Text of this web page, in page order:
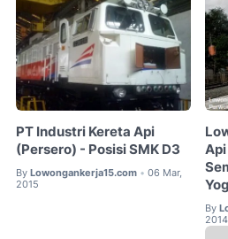
PT Industri Kereta Api
(Persero) - Posisi SMK D3
By Lowongankerja15.com • 06 Mar,
2015
By
2014